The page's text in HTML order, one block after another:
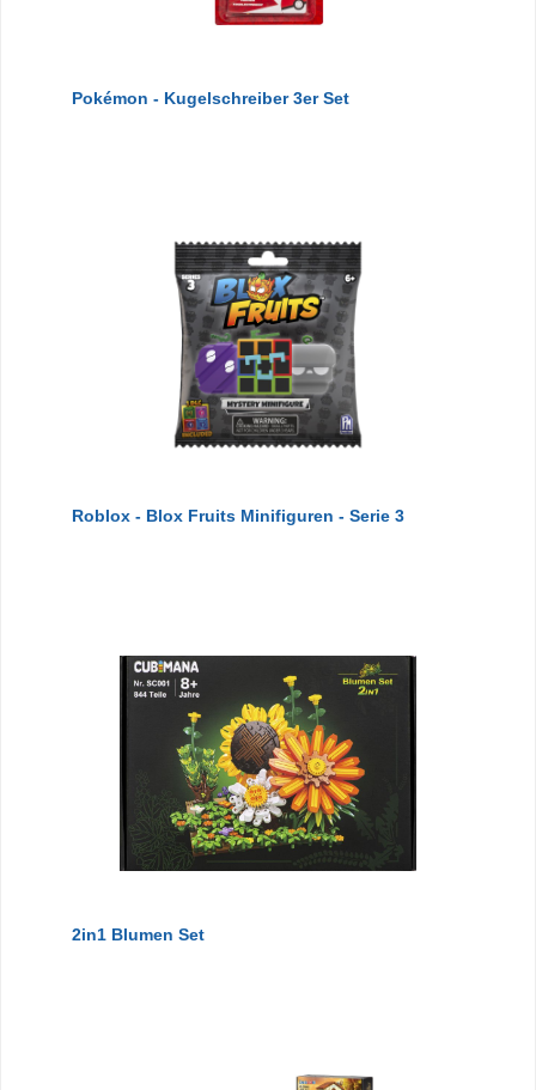
Pokémon - Kugelschreiber 3er Set
Roblox - Blox Fruits Minifiguren - Serie 3
2in1 Blumen Set